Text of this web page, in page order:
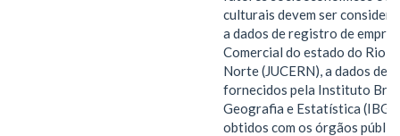
culturais devem ser
a dados de registro de
Comercial do estado do Rio
Norte (JUCERN), a dados
fornecidos pela Instituto
Geografia e Estatística
obtidos com os órgãos